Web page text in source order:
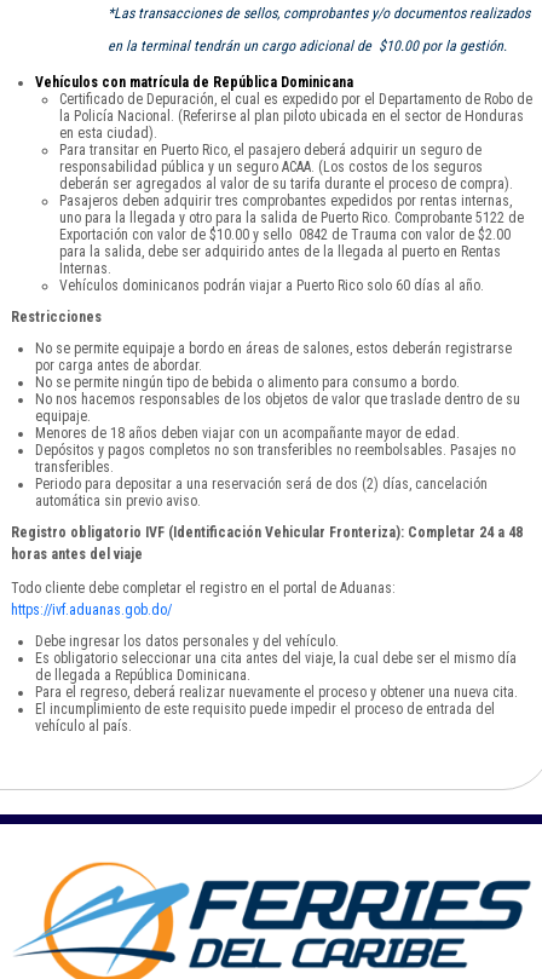
*Las transacciones de sellos, comprobantes y/o documentos realizados
en la terminal tendrán un cargo adicional de $10.00 por la gestión.
Vehículos con matrícula de República Dominicana
Certificado de Depuración, el cual es expedido por el Departamento de Robo de
la Policía Nacional. (Referirse al plan piloto ubicada en el sector de Honduras
en esta ciudad).
Para transitar en Puerto Rico, el pasajero deberá adquirir un seguro de
responsabilidad pública y un seguro ACAA. (Los costos de los seguros
deberán ser agregados al valor de su tarifa durante el proceso de compra).
Pasajeros deben adquirir tres comprobantes expedidos por rentas internas,
uno para la llegada y otro para la salida de Puerto Rico. Comprobante 5122 de
Exportación con valor de $10.00 y sello 0842 de Trauma con valor de $2.00
para la salida, debe ser adquirido antes de la llegada al puerto en Rentas
Internas.
Vehículos dominicanos podrán viajar a Puerto Rico solo 60 días al año.
Restricciones
No se permite equipaje a bordo en áreas de salones, estos deberán registrarse
por carga antes de abordar.
No se permite ningún tipo de bebida o alimento para consumo a bordo.
No nos hacemos responsables de los objetos de valor que traslade dentro de su
equipaje.
Menores de 18 años deben viajar con un acompañante mayor de edad.
Depósitos y pagos completos no son transferibles no reembolsables. Pasajes no
transferibles.
Periodo para depositar a una reservación será de dos (2) días, cancelación
automática sin previo aviso.
Registro obligatorio IVF (Identificación Vehicular Fronteriza): Completar 24 a 48
horas antes del viaje
Todo cliente debe completar el registro en el portal de Aduanas:
https://ivf.aduanas.gob.do/
Debe ingresar los datos personales y del vehículo.
Es obligatorio seleccionar una cita antes del viaje, la cual debe ser el mismo día
de llegada a República Dominicana.
Para el regreso, deberá realizar nuevamente el proceso y obtener una nueva cita.
El incumplimiento de este requisito puede impedir el proceso de entrada del
vehículo al país.